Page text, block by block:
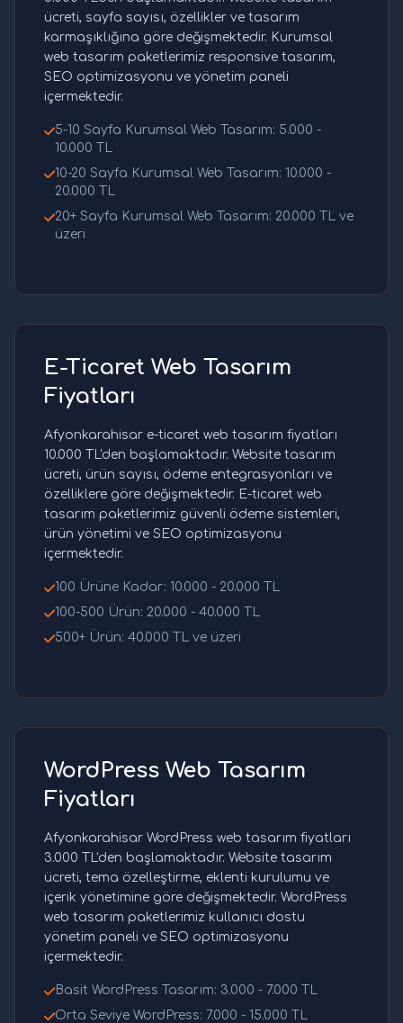
ücreti, sayfa sayısı, özellikler ve tasarım
karmaşıklığına göre değişmektedir. Kurumsal
web tasarım paketlerimiz responsive tasarım,
SEO optimizasyonu ve yönetim paneli
içermektedir.
5-10 Sayfa Kurumsal Web Tasarım: 5.000 -
10.000 TL
10-20 Sayfa Kurumsal Web Tasarım: 10.000 -
20.000 TL
20+ Sayfa Kurumsal Web Tasarım: 20.000 TL ve
üzeri
E-Ticaret Web Tasarım
Fiyatları
Afyonkarahisar e-ticaret web tasarım fiyatları
10.000 TL'den başlamaktadır. Website tasarım
ücreti, ürün sayısı, ödeme entegrasyonları ve
özelliklere göre değişmektedir. E-ticaret web
tasarım paketlerimiz güvenli ödeme sistemleri,
ürün yönetimi ve SEO optimizasyonu
içermektedir.
100 Ürüne Kadar: 10.000 - 20.000 TL
100-500 Ürün: 20.000 - 40.000 TL
500+ Ürün: 40.000 TL ve üzeri
WordPress Web Tasarım
Fiyatları
Afyonkarahisar WordPress web tasarım fiyatları
3.000 TL'den başlamaktadır. Website tasarım
ücreti, tema özelleştirme, eklenti kurulumu ve
içerik yönetimine göre değişmektedir. WordPress
web tasarım paketlerimiz kullanıcı dostu
yönetim paneli ve SEO optimizasyonu
içermektedir.
Basit WordPress Tasarım: 3.000 - 7.000 TL
Orta Seviye WordPress: 7.000 - 15.000 TL